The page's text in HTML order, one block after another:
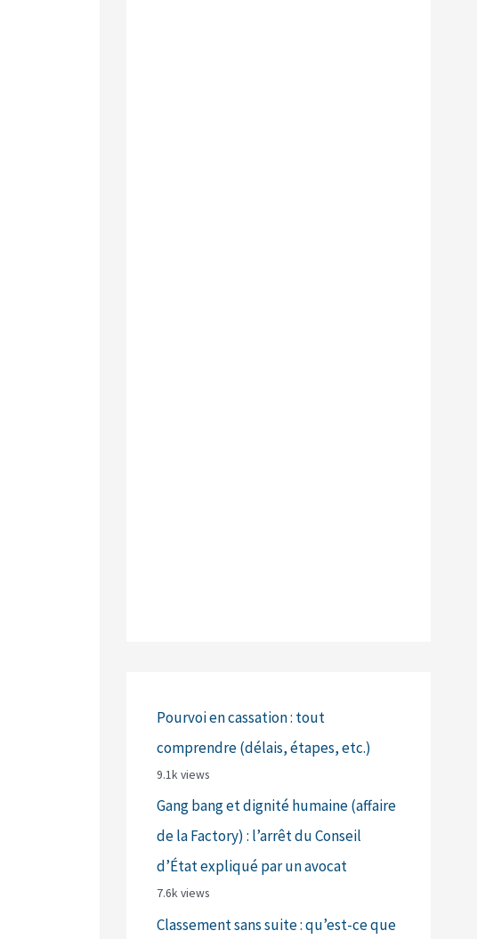
Pourvoi en cassation : tout
comprendre (délais, étapes, etc.)
9.1k views
Gang bang et dignité humaine (affaire
de la Factory) : l’arrêt du Conseil
d’État expliqué par un avocat
7.6k views
Classement sans suite : qu’est-ce que